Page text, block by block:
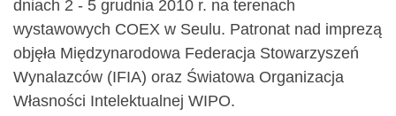
dniach 2 - 5 grudnia 2010 r. na terenach
wystawowych COEX w Seulu. Patronat nad imprezą
objęła Międzynarodowa Federacja Stowarzyszeń
Wynalazców (IFIA) oraz Światowa Organizacja
Własności Intelektualnej WIPO.